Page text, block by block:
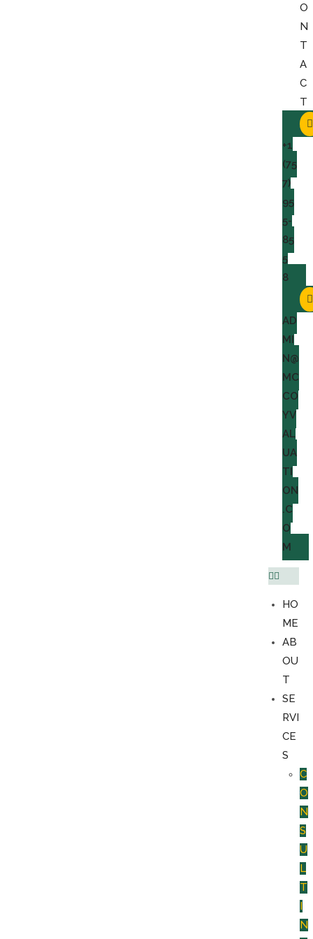
O
N
T
A
C
T
+1
(75
7)
95
5-
85
5
8
AD
MI
N@
MC
CO
YV
AL
UA
TI
ON
.C
O
M
HO
ME
AB
OU
T
SE
RVI
CE
S
C
O
N
S
U
L
T
I
N